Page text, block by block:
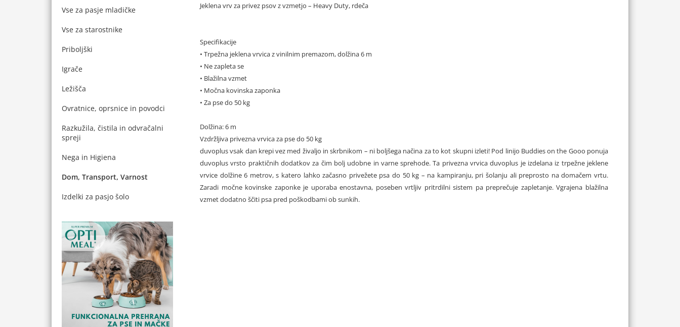
Vse za pasje mladičke
Vse za starostnike
Priboljški
Igrače
Ležišča
Ovratnice, oprsnice in povodci
Razkužila, čistila in odvračalni
spreji
Nega in Higiena
Dom, Transport, Varnost
Izdelki za pasjo šolo
Jeklena vrv za privez psov z vzmetjo – Heavy Duty, rdeča
Specifikacije
• Trpežna jeklena vrvica z vinilnim premazom, dolžina 6 m
• Ne zapleta se
• Blažilna vzmet
• Močna kovinska zaponka
• Za pse do 50 kg
Dolžina: 6 m
Vzdržljiva privezna vrvica za pse do 50 kg
duvoplus vsak dan krepi vez med živaljo in skrbnikom – ni boljšega načina za to kot skupni izleti! Pod linijo Buddies on the Gooo ponuja
duvoplus vrsto praktičnih dodatkov za čim bolj udobne in varne sprehode. Ta privezna vrvica duvoplus je izdelana iz trpežne jeklene
vrvice dolžine 6 metrov, s katero lahko začasno privežete psa do 50 kg – na kampiranju, pri šolanju ali preprosto na domačem vrtu.
Zaradi močne kovinske zaponke je uporaba enostavna, poseben vrtljiv pritrdilni sistem pa preprečuje zapletanje. Vgrajena blažilna
vzmet dodatno ščiti psa pred poškodbami ob sunkih.